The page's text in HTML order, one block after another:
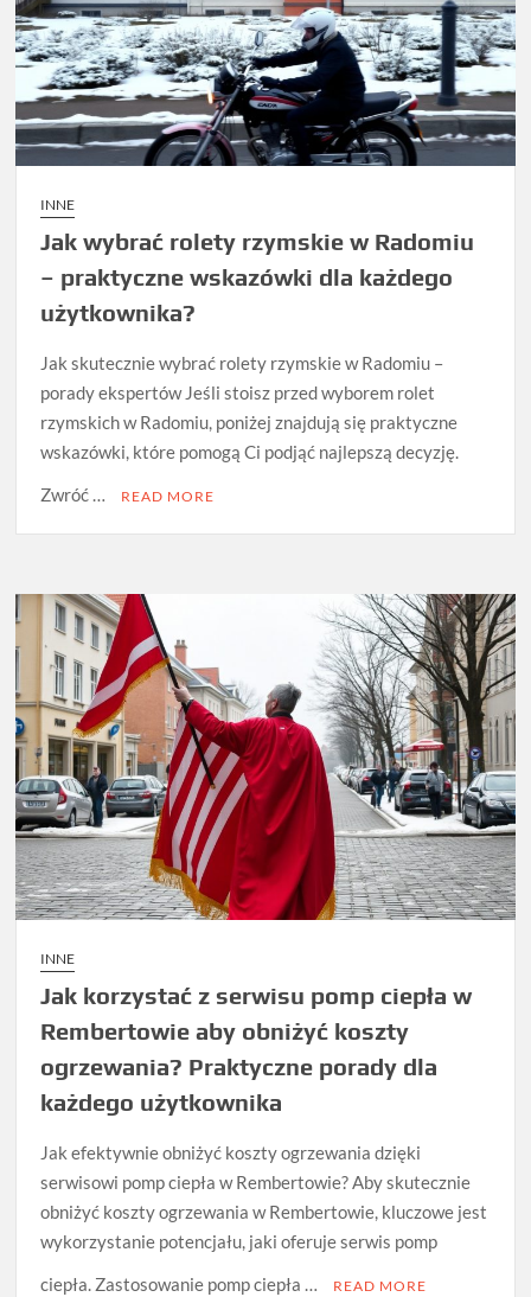
INNE
Jak wybrać rolety rzymskie w Radomiu
– praktyczne wskazówki dla każdego
użytkownika?
Jak skutecznie wybrać rolety rzymskie w Radomiu –
porady ekspertów Jeśli stoisz przed wyborem rolet
rzymskich w Radomiu, poniżej znajdują się praktyczne
wskazówki, które pomogą Ci podjąć najlepszą decyzję.
Zwróć …
READ MORE
INNE
Jak korzystać z serwisu pomp ciepła w
Rembertowie aby obniżyć koszty
ogrzewania? Praktyczne porady dla
każdego użytkownika
Jak efektywnie obniżyć koszty ogrzewania dzięki
serwisowi pomp ciepła w Rembertowie? Aby skutecznie
obniżyć koszty ogrzewania w Rembertowie, kluczowe jest
wykorzystanie potencjału, jaki oferuje serwis pomp
ciepła. Zastosowanie pomp ciepła …
READ MORE